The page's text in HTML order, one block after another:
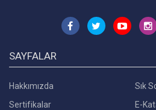
SAYFALAR
Hakkımızda
Sertifikalar
Sık
E-